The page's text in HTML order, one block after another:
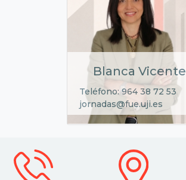
Blanca Vicente
Teléfono: 964 38 72 53
jornadas@fue.uji.es